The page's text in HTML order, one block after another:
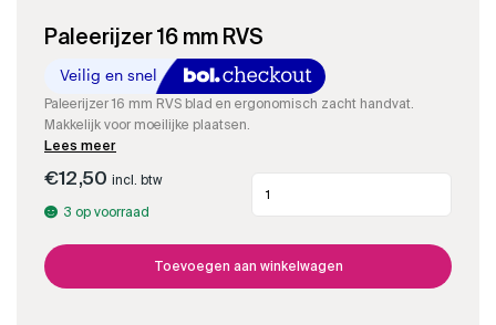
Paleerijzer 16 mm RVS
Paleerijzer 16 mm RVS blad en ergonomisch zacht handvat.
Makkelijk voor moeilijke plaatsen.
Lees meer
€12,50 incl. btw
3 op voorraad
mm
Toevoegen aan winkelwagen